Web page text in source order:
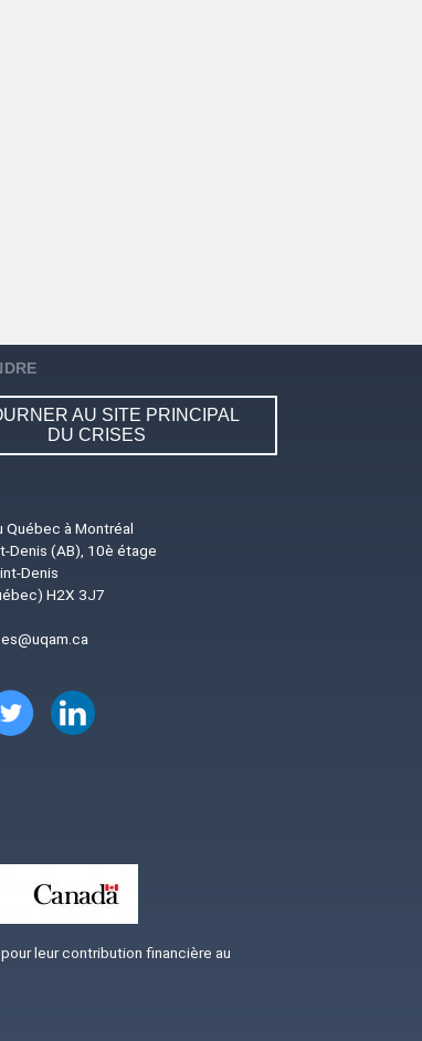
AU SITE PRINCIPAL
DU CRISES
Québec à Montréal
Denis (AB), 10è étage
Denis
H2X 3J7
Image
leur contribution financière au